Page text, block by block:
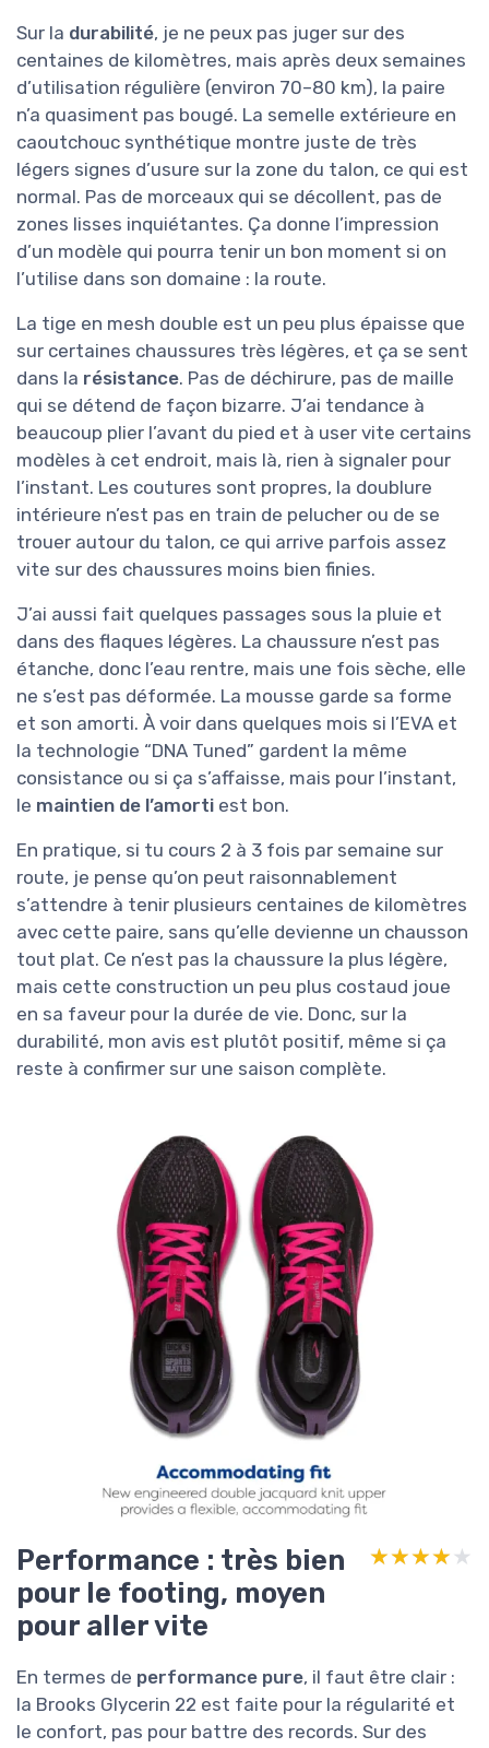
Sur la durabilité, je ne peux pas juger sur des
centaines de kilomètres, mais après deux semaines
d’utilisation régulière (environ 70–80 km), la paire
n’a quasiment pas bougé. La semelle extérieure en
caoutchouc synthétique montre juste de très
légers signes d’usure sur la zone du talon, ce qui est
normal. Pas de morceaux qui se décollent, pas de
zones lisses inquiétantes. Ça donne l’impression
d’un modèle qui pourra tenir un bon moment si on
l’utilise dans son domaine : la route.
La tige en mesh double est un peu plus épaisse que
sur certaines chaussures très légères, et ça se sent
dans la résistance. Pas de déchirure, pas de maille
qui se détend de façon bizarre. J’ai tendance à
beaucoup plier l’avant du pied et à user vite certains
modèles à cet endroit, mais là, rien à signaler pour
l’instant. Les coutures sont propres, la doublure
intérieure n’est pas en train de pelucher ou de se
trouer autour du talon, ce qui arrive parfois assez
vite sur des chaussures moins bien finies.
J’ai aussi fait quelques passages sous la pluie et
dans des flaques légères. La chaussure n’est pas
étanche, donc l’eau rentre, mais une fois sèche, elle
ne s’est pas déformée. La mousse garde sa forme
et son amorti. À voir dans quelques mois si l’EVA et
la technologie “DNA Tuned” gardent la même
consistance ou si ça s’affaisse, mais pour l’instant,
le maintien de l’amorti est bon.
En pratique, si tu cours 2 à 3 fois par semaine sur
route, je pense qu’on peut raisonnablement
s’attendre à tenir plusieurs centaines de kilomètres
avec cette paire, sans qu’elle devienne un chausson
tout plat. Ce n’est pas la chaussure la plus légère,
mais cette construction un peu plus costaud joue
en sa faveur pour la durée de vie. Donc, sur la
durabilité, mon avis est plutôt positif, même si ça
reste à confirmer sur une saison complète.
Performance : très bien
pour le footing, moyen
pour aller vite
★★★★★
★★★★★
En termes de performance pure, il faut être clair :
la Brooks Glycerin 22 est faite pour la régularité et
le confort, pas pour battre des records. Sur des